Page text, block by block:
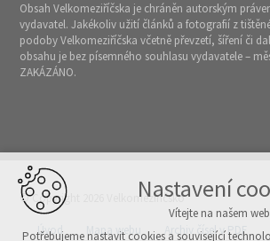
Obsah Velkomeziříčska je chráněn autorským
vydavatel. Jakékoliv užití článků a fotografií z
podoby Velkomeziříčska včetně převzetí, šíření či
obsahu je bez písemného souhlasu vydavatele –
ZAKÁZÁNO.
© Copyright 2026 Velkomeziříčsko
Úvod Mapa webu Archiv čísel v PDF
Nastavení
Vítejte na našem
Potřebujeme nastavit cookies a související